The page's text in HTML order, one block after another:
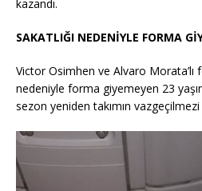
kazandı.
SAKATLIĞI NEDENİYLE FORMA
Victor Osimhen ve Alvaro Morata’lı
nedeniyle forma giyemeyen 23
sezon yeniden takımın